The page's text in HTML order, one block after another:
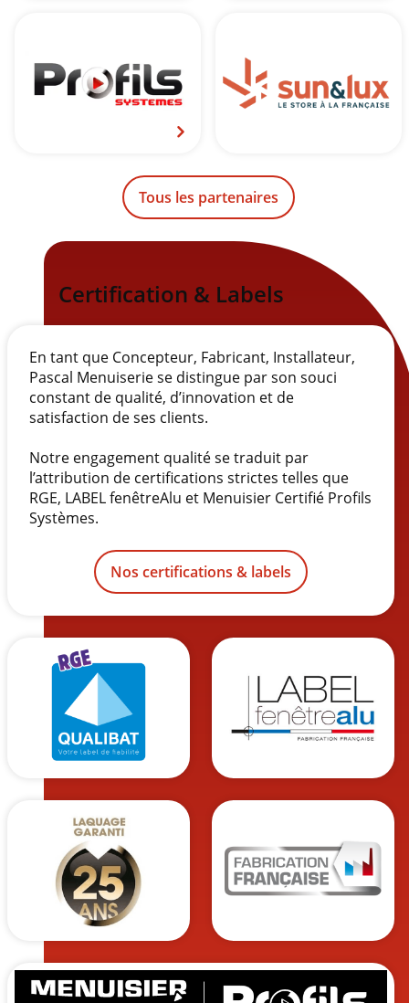
Tous les partenaires
Certification & Labels
En tant que Concepteur, Fabricant, Installateur,
Pascal Menuiserie se distingue par son souci
constant de qualité, d’innovation et de
satisfaction de ses clients.
Notre engagement qualité se traduit par
l’attribution de certifications strictes telles que
RGE, LABEL fenêtreAlu et Menuisier Certifié Profils
Systèmes.
Nos certifications & labels